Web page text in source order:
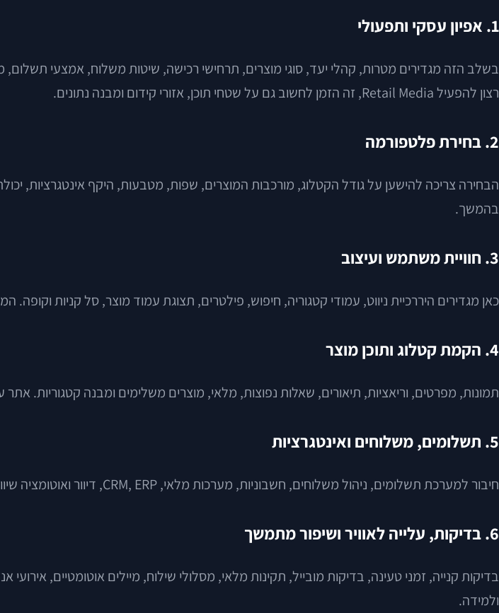
1. אפיון עסקי ותפעולי
בשלב הזה מגדירים מטרות, קהלי יעד, סוגי מוצרים, תרחישי רכישה, שיטות משלוח, אמצעי תשלום,
רצון להפעיל Retail Media, זה הזמן לחשוב גם על שטחי תוכן, אזורי קידום ומבנה נתונים.
2. בחירת פלטפורמה
הבחירה צריכה להישען על גודל הקטלוג, מורכבות המוצרים, שפות, מטבעות, היקף אינטגרציות,
בהמשך.
3. חוויית משתמש ועיצוב
כאן מגדירים היררכיית ניווט, עמודי קטגוריה, חיפוש, פילטרים, תצוגת עמוד מוצר, סל קניות
4. הקמת קטלוג ותוכן מוצר
תמונות, מפרטים, וריאציות, תיאורים, שאלות נפוצות, מלאי, מוצרים משלימים ומבנה קטגוריות.
5. תשלומים, משלוחים ואינטגרציות
חיבור למערכת תשלומים, ניהול משלוחים, חשבוניות, מערכות מלאי, CRM, ERP, דיוור ואוטומציה שיווקית. כאן נבחנת היכולת של האתר לתפקד כחלק ממערכת עסקית שלמה.
6. בדיקות, עלייה לאוויר ושיפור מתמשך
בדיקות קנייה, זמני טעינה, בדיקות מובייל, תקינות מלאי, מסלולי שילוח, מיילים אוטומטיים,
ולמידה.